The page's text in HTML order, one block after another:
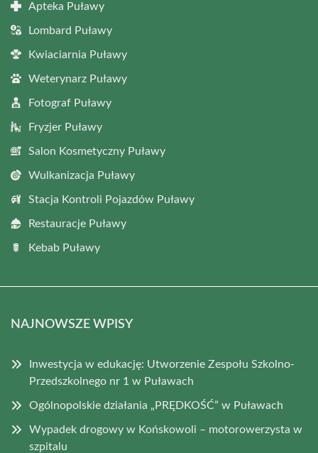
Apteka Puławy
Lombard Puławy
Kwiaciarnia Puławy
Weterynarz Puławy
Fotograf Puławy
Fryzjer Puławy
Salon Kosmetyczny Puławy
Wulkanizacja Puławy
Stacja Kontroli Pojazdów Puławy
Restauracje Puławy
Kebab Puławy
NAJNOWSZE WPISY
Inwestycja w edukację: Utworzenie Zespołu Szkolno-
Przedszkolnego nr 1 w Puławach
Ogólnopolskie działania „PRĘDKOŚĆ” w Puławach
Wypadek drogowy w Końskowoli – motorowerzysta w
szpitalu